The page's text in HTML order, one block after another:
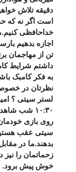
دقیقه تلاش
است اگر نه که
اجازه بدهیم
تن از مهاجمان
داشتم شرایط
به فکر کامبک
نظرتان در
لستر سیتی ؟
۱۰:۳۰ شب
روی بازی
سیتی عقب هستیم
بدهند.ما در
زحماتمان را نیز
خوش پیش برود.